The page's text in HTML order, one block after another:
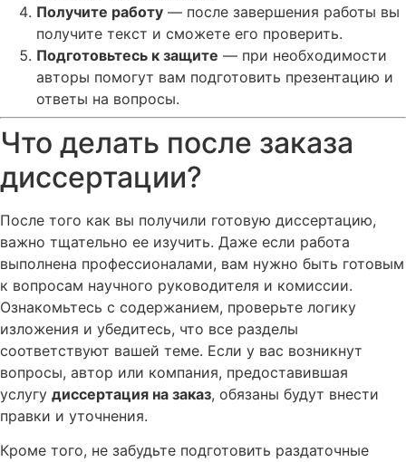
Получите работу — после завершения работы вы
получите текст и сможете его проверить.
Подготовьтесь к защите — при необходимости
авторы помогут вам подготовить презентацию и
ответы на вопросы.
Что делать после заказа
диссертации?
После того как вы получили готовую диссертацию,
важно тщательно ее изучить. Даже если работа
выполнена профессионалами, вам нужно быть готовым
к вопросам научного руководителя и комиссии.
Ознакомьтесь с содержанием, проверьте логику
изложения и убедитесь, что все разделы
соответствуют вашей теме. Если у вас возникнут
вопросы, автор или компания, предоставившая
услугу диссертация на заказ, обязаны будут внести
правки и уточнения.
Кроме того, не забудьте подготовить раздаточные